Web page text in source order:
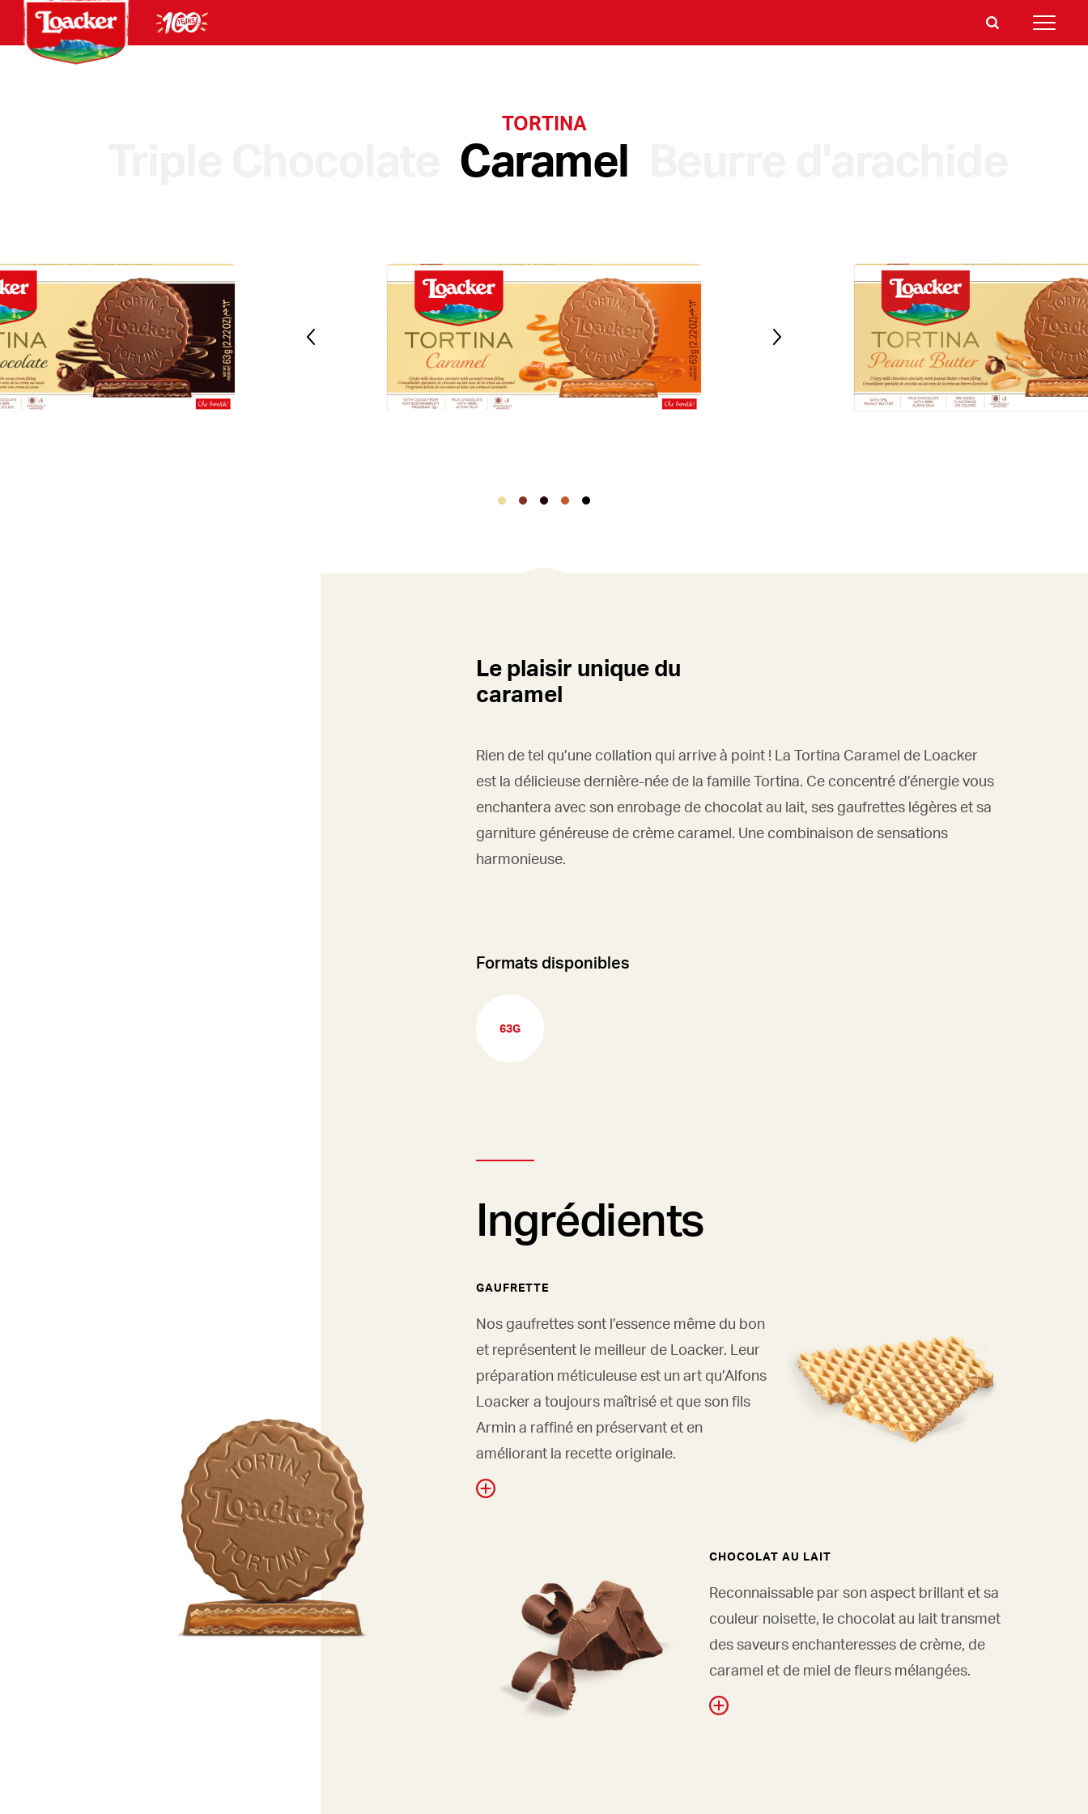
TORTINA
Caramel
Le plaisir unique du
caramel
Rien de tel qu’une collation qui arrive à point ! La Tortina Caramel de Loacker
est la délicieuse dernière-née de la famille Tortina. Ce concentré d’énergie vous
enchantera avec son enrobage de chocolat au lait, ses gaufrettes légères et sa
garniture généreuse de crème caramel. Une combinaison de sensations
harmonieuse.
Formats disponibles
63G
Ingrédients
GAUFRETTE
Nos gaufrettes sont l’essence même du bon
et représentent le meilleur de Loacker. Leur
préparation méticuleuse est un art qu’Alfons
Loacker a toujours maîtrisé et que son fils
Armin a raffiné en préservant et en
améliorant la recette originale.
CHOCOLAT AU LAIT
Reconnaissable par son aspect brillant et sa
couleur noisette, le chocolat au lait transmet
des saveurs enchanteresses de crème, de
caramel et de miel de fleurs mélangées.